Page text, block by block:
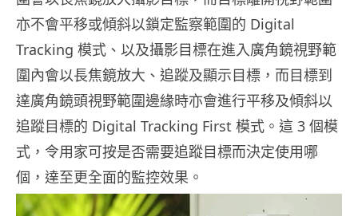
亦不會平移或傾斜以鎖定監察範圍的 Digital
Tracking 模式、以及攝影目標在進入廣角鏡視野範
圍內會以長焦鏡放大、追蹤及顯示目標，而目標到
達廣角鏡頭視野範圍邊緣時亦會進行平移及傾斜以
追蹤目標的 Digital Tracking First 模式。這 3 個模
式，令用家可按是否需要追蹤目標而決定使用哪
個，達至更全面的監控效果。